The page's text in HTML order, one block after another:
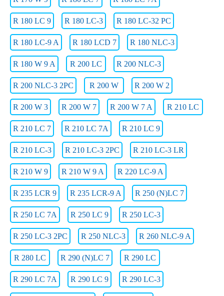
R 180 LC 9 R 180 LC-3 R 180 LC-32 PC
R 180 LC-9 A R 180 LCD 7 R 180 NLC-3
R 180 W 9 A R 200 LC R 200 NLC-3
R 200 NLC-3 2PC R 200 W R 200 W 2
R 200 W 3 R 200 W 7 R 200 W 7 A R 210 LC
R 210 LC 7 R 210 LC 7A R 210 LC 9
R 210 LC-3 R 210 LC-3 2PC R 210 LC-3 LR
R 210 W 9 R 210 W 9 A R 220 LC-9 A
R 235 LCR 9 R 235 LCR-9 A R 250 (N)LC 7
R 250 LC 7A R 250 LC 9 R 250 LC-3
R 250 LC-3 2PC R 250 NLC-3 R 260 NLC-9 A
R 280 LC R 290 (N)LC 7 R 290 LC
R 290 LC 7A R 290 LC 9 R 290 LC-3